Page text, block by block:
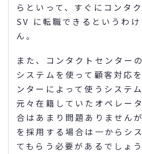
らといって、すぐにコンタ
SV に転職できるというわ
ん。
また、コンタクトセンター
システムを使って顧客対応
ンターによって使うシステ
元々在籍していたオペレー
合はあまり問題ありません
を採用する場合は一からシ
てもらう必要があるでしょう